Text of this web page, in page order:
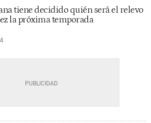
tiene decidido quién será el relevo
la próxima temporada